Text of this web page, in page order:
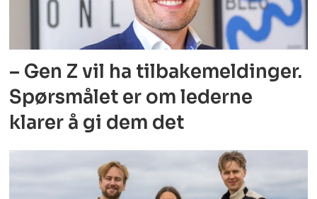
– Gen Z vil ha tilbakemeldinger.
Spørsmålet er om lederne
klarer å gi dem det